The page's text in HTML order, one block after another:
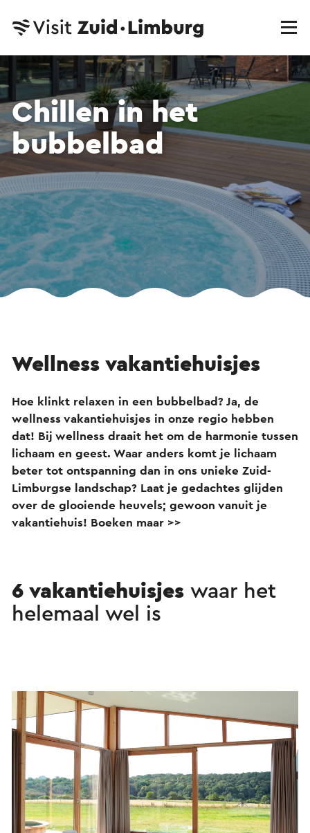
Chillen in het
bubbelbad
Wellness vakantiehuisjes
Hoe klinkt relaxen in een bubbelbad? Ja, de
wellness vakantiehuisjes in onze regio hebben
dat! Bij wellness draait het om de harmonie tussen
lichaam en geest. Waar anders komt je lichaam
beter tot ontspanning dan in ons unieke Zuid-
Limburgse landschap? Laat je gedachtes glijden
over de glooiende heuvels; gewoon vanuit je
vakantiehuis! Boeken maar >>
6 vakantiehuisjes waar het
helemaal wel is